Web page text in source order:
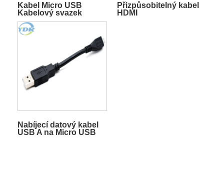
Kabel Micro USB
Kabelový svazek
datového kabelu
Přizpůsobitelný kabel
HDMI
Nabíjecí datový kabel
USB A na Micro USB